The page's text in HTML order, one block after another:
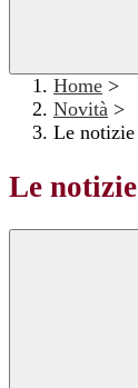
Home >
Novità >
Le notizie
Le notizie